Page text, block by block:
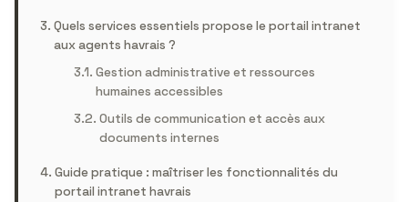
Quels services essentiels propose le portail intranet
aux agents havrais ?
Gestion administrative et ressources
humaines accessibles
Outils de communication et accès aux
documents internes
Guide pratique : maîtriser les fonctionnalités du
portail intranet havrais